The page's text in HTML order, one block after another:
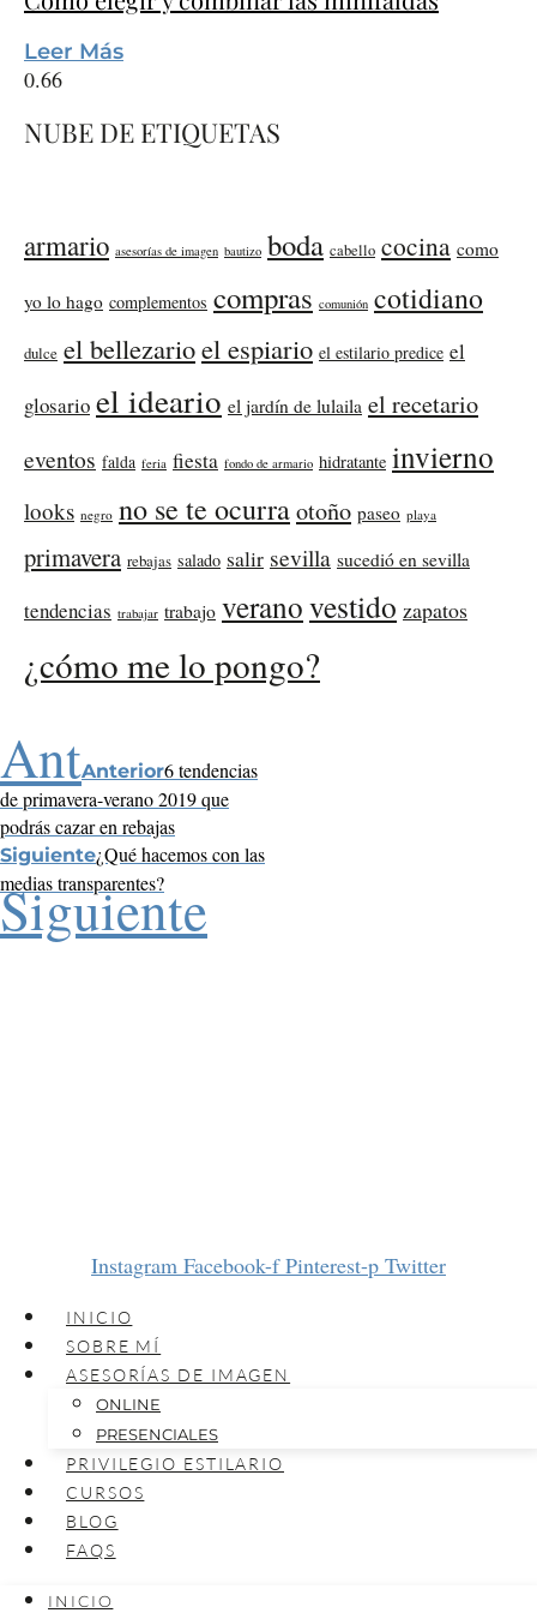
Leer Más
NUBE DE ETIQUETAS
armario asesorías de imagen bautizo boda cabello cocina como
yo lo hago complementos compras comunión cotidiano
dulce el bellezarioel espiario el estilario predice el
glosario el ideario el jardín de lulaila el recetario
eventos falda feria fiesta fondo de armario hidratante invierno
looks negro no se te ocurraotoño paseo playa
primavera rebajas salado salir sevilla sucedió en sevilla
tendencias trabajar trabajo veranovestido zapatos
¿cómo me lo pongo?
AntAnterior6 tendencias
de primavera-verano 2019 que
podrás cazar en rebajas
Siguiente¿Qué hacemos con las
medias transparentes?
Siguiente
Instagram Facebook-f Pinterest-p Twitter
INICIO
SOBRE MÍ
ASESORÍAS DE IMAGEN
ONLINE
PRESENCIALES
PRIVILEGIO ESTILARIO
CURSOS
BLOG
FAQS
INICIO